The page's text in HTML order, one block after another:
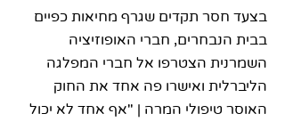
בצעד חסר תקדים שגרף מחיאות כפיים
בבית הנבחרים, חברי האופוזיציה
השמרנית הצטרפו אל חברי המפלגה
הליברלית ואישרו פה אחד את החוק
האוסר טיפולי המרה | "אף אחד לא יכול